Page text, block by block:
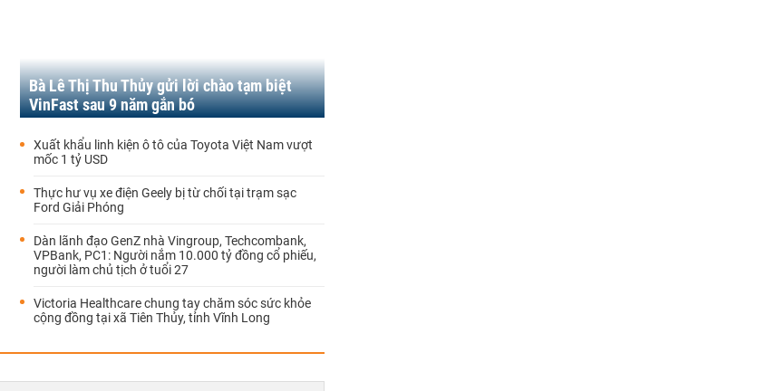
Bà Lê Thị Thu Thủy gửi lời chào tạm biệt
VinFast sau 9 năm gắn bó
Xuất khẩu linh kiện ô tô của Toyota Việt Nam vượt
mốc 1 tỷ USD
Thực hư vụ xe điện Geely bị từ chối tại trạm sạc
Ford Giải Phóng
Dàn lãnh đạo GenZ nhà Vingroup, Techcombank,
VPBank, PC1: Người nắm 10.000 tỷ đồng cổ phiếu,
người làm chủ tịch ở tuổi 27
Victoria Healthcare chung tay chăm sóc sức khỏe
cộng đồng tại xã Tiên Thủy, tỉnh Vĩnh Long